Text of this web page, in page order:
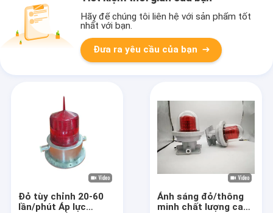
Hãy để chúng tôi liên hệ với sản phẩm tốt
nhất với bạn.
Đưa ra yêu cầu của bạn
Đỏ tùy chỉnh 20-60
lần/phút Áp lực
Ánh sáng đỏ/thông
minh chất lượng cao